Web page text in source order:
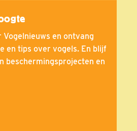
Vogelnieuws en ontvang
en tips over vogels. En blijf
beschermingsprojecten en